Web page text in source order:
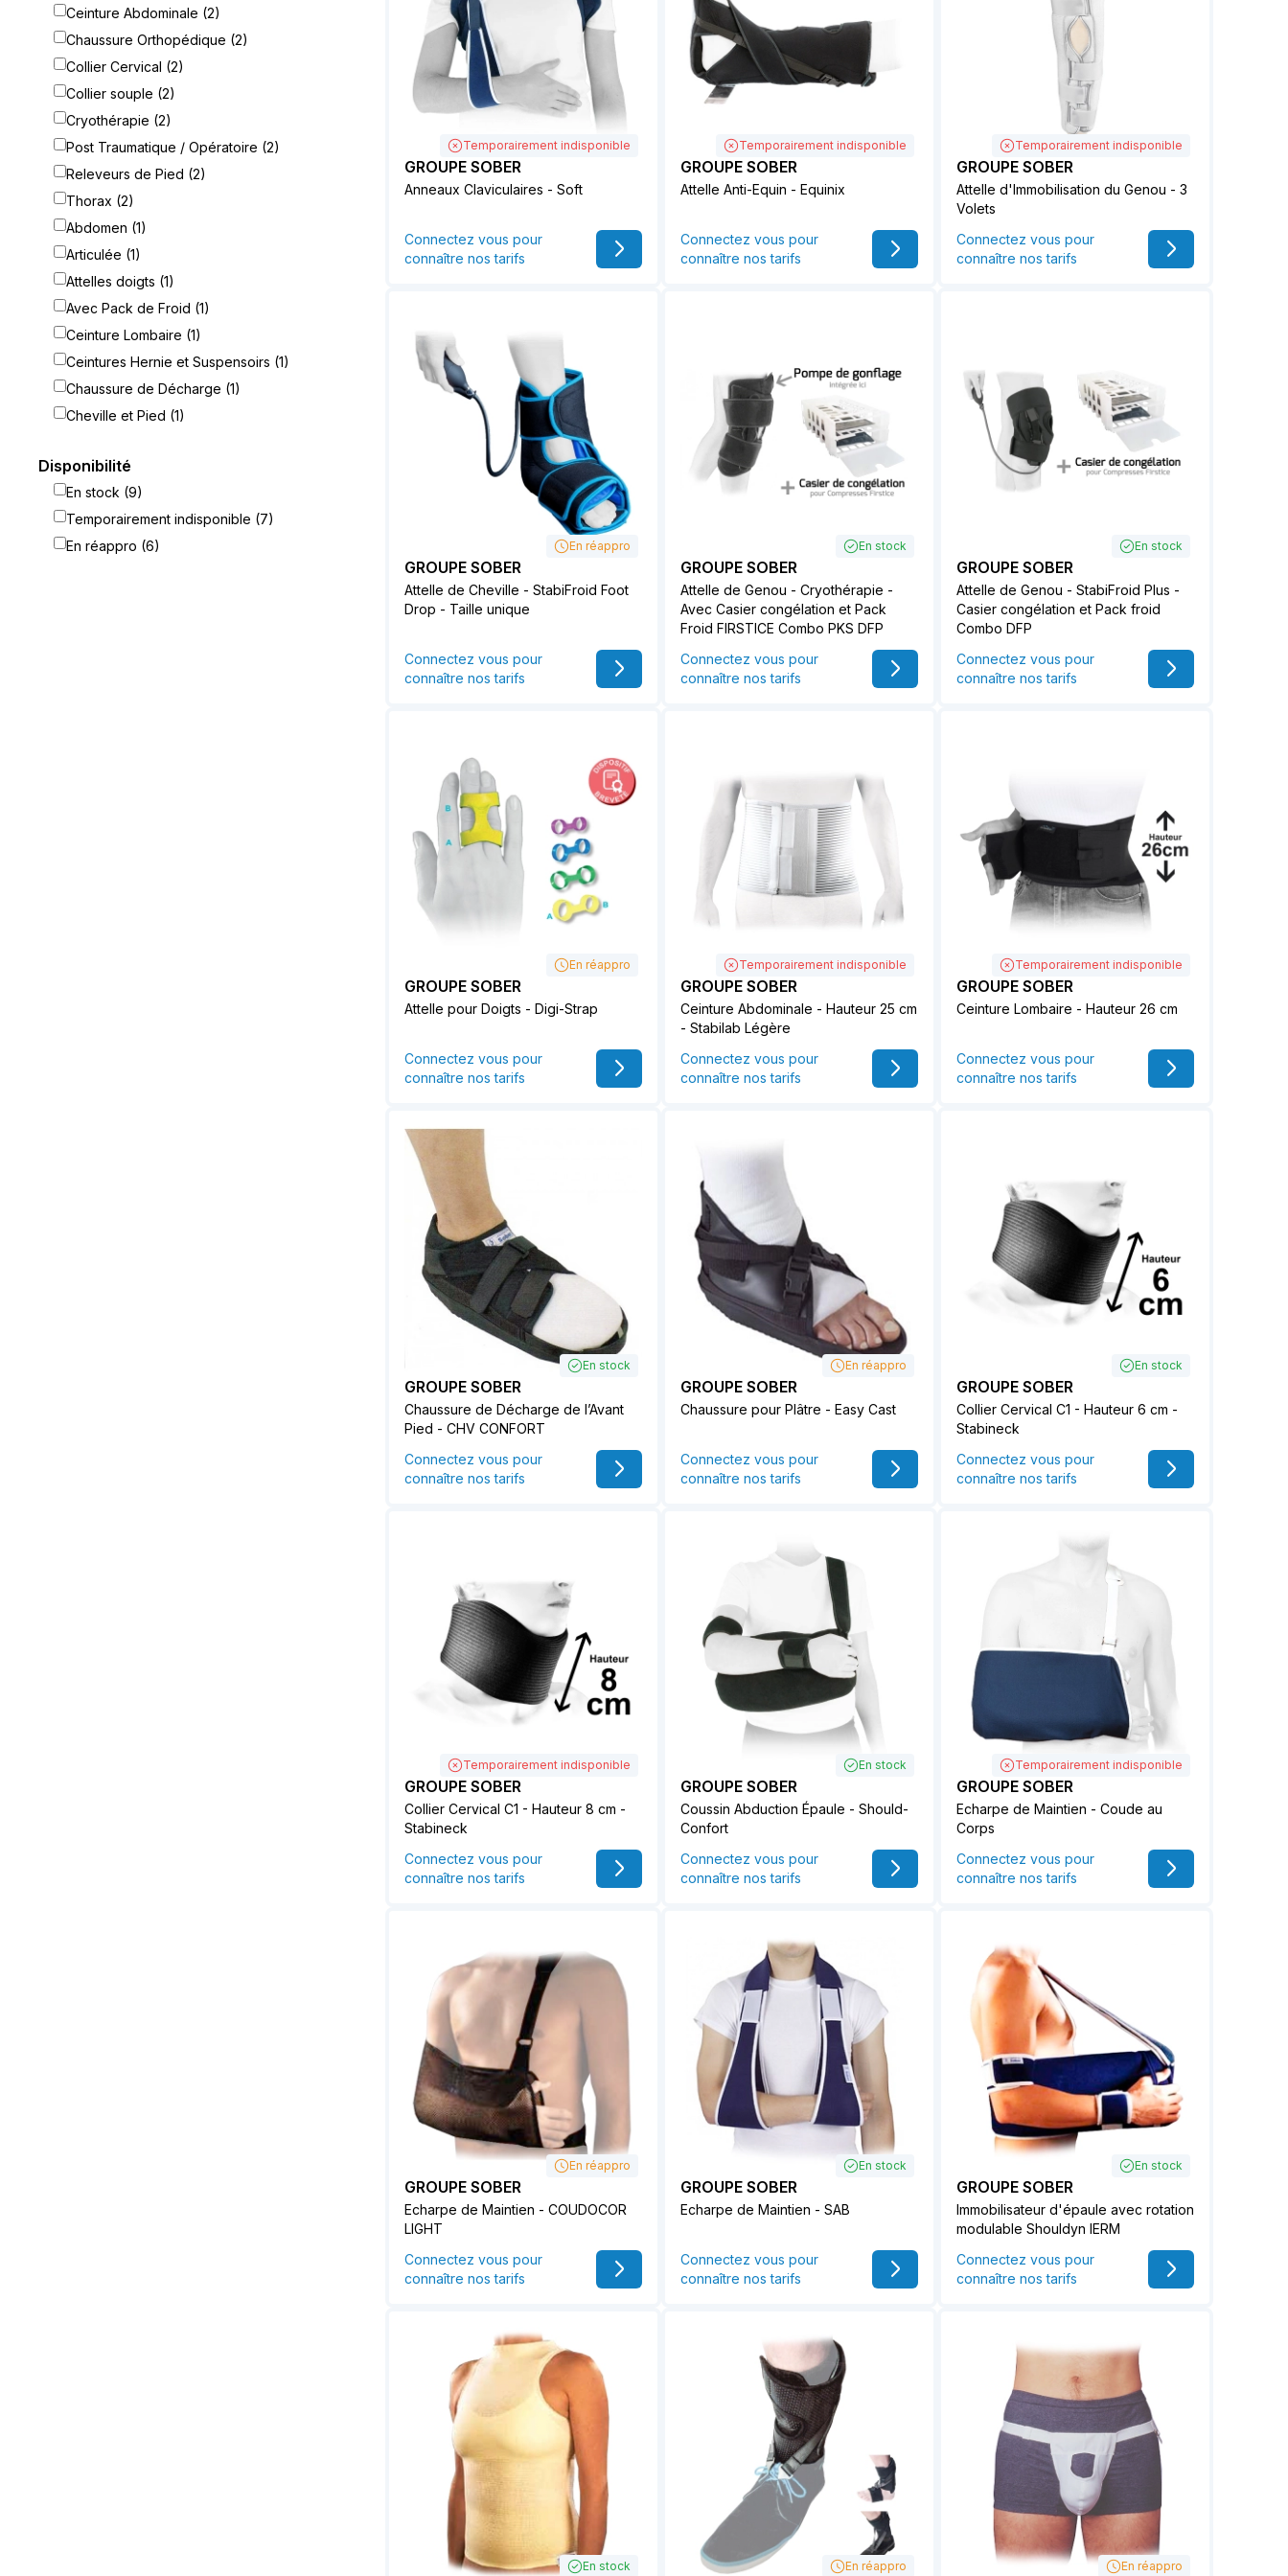
Ceinture Abdominale (2)
Chaussure Orthopédique (2)
Collier Cervical (2)
Collier souple (2)
Cryothérapie (2)
Post Traumatique / Opératoire (2)
Releveurs de Pied (2)
Thorax (2)
Abdomen (1)
Articulée (1)
Attelles doigts (1)
Avec Pack de Froid (1)
Ceinture Lombaire (1)
Ceintures Hernie et Suspensoirs (1)
Chaussure de Décharge (1)
Cheville et Pied (1)
Disponibilité
En stock (9)
Temporairement indisponible (7)
En réappro (6)
Temporairement indisponible
GROUPE SOBER
Anneaux Claviculaires - Soft
Connectez vous pour
connaître nos tarifs
Temporairement indisponible
GROUPE SOBER
Attelle Anti-Equin - Equinix
Connectez vous pour
connaître nos tarifs
Temporairement indisponible
GROUPE SOBER
Attelle d'Immobilisation du Genou - 3
Volets
Connectez vous pour
connaître nos tarifs
En réappro
GROUPE SOBER
Attelle de Cheville - StabiFroid Foot
Drop - Taille unique
Connectez vous pour
connaître nos tarifs
En stock
GROUPE SOBER
Attelle de Genou - Cryothérapie -
Avec Casier congélation et Pack
Froid FIRSTICE Combo PKS DFP
Connectez vous pour
connaître nos tarifs
En stock
GROUPE SOBER
Attelle de Genou - StabiFroid Plus -
Casier congélation et Pack froid
Combo DFP
Connectez vous pour
connaître nos tarifs
En réappro
GROUPE SOBER
Attelle pour Doigts - Digi-Strap
Connectez vous pour
connaître nos tarifs
Temporairement indisponible
GROUPE SOBER
Ceinture Abdominale - Hauteur 25 cm
- Stabilab Légère
Connectez vous pour
connaître nos tarifs
Temporairement indisponible
GROUPE SOBER
Ceinture Lombaire - Hauteur 26 cm
Connectez vous pour
connaître nos tarifs
En stock
GROUPE SOBER
Chaussure de Décharge de l’Avant
Pied - CHV CONFORT
Connectez vous pour
connaître nos tarifs
En réappro
GROUPE SOBER
Chaussure pour Plâtre - Easy Cast
Connectez vous pour
connaître nos tarifs
En stock
GROUPE SOBER
Collier Cervical C1 - Hauteur 6 cm -
Stabineck
Connectez vous pour
connaître nos tarifs
Temporairement indisponible
GROUPE SOBER
Collier Cervical C1 - Hauteur 8 cm -
Stabineck
Connectez vous pour
connaître nos tarifs
En stock
GROUPE SOBER
Coussin Abduction Épaule - Should-
Confort
Connectez vous pour
connaître nos tarifs
Temporairement indisponible
GROUPE SOBER
Echarpe de Maintien - Coude au
Corps
Connectez vous pour
connaître nos tarifs
En réappro
GROUPE SOBER
Echarpe de Maintien - COUDOCOR
LIGHT
Connectez vous pour
connaître nos tarifs
En stock
GROUPE SOBER
Echarpe de Maintien - SAB
Connectez vous pour
connaître nos tarifs
En stock
GROUPE SOBER
Immobilisateur d'épaule avec rotation
modulable Shouldyn IERM
Connectez vous pour
connaître nos tarifs
En stock En réappro En réappro